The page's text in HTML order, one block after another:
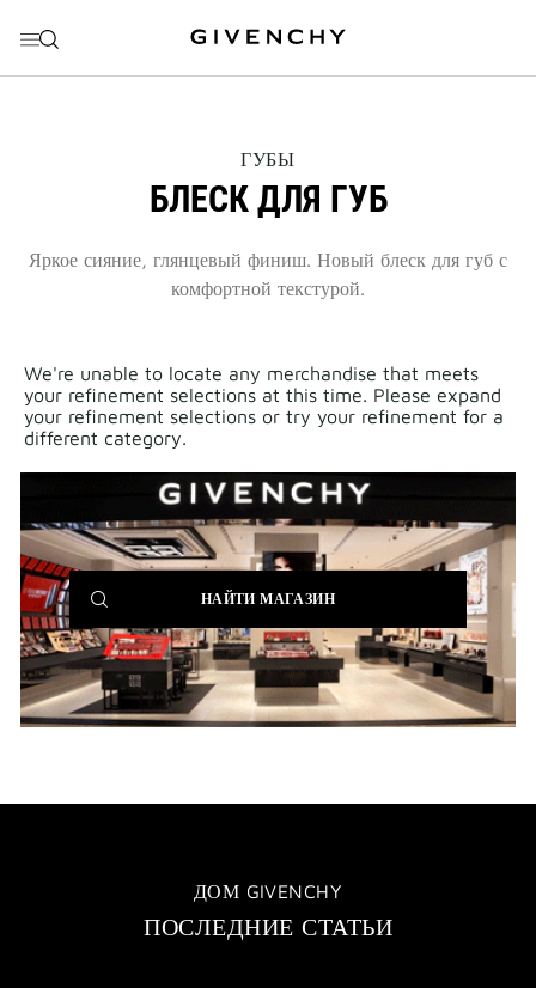
ПЕРЕЙТИ К ПОИСКУ
THIS
WILL
OPEN
NEW
PAGE
ГУБЫ
БЛЕСК ДЛЯ ГУБ
Яркое сияние, глянцевый финиш. Новый блеск для губ с
комфортной текстурой.
We're unable to locate any merchandise that meets
your refinement selections at this time. Please expand
your refinement selections or try your refinement for a
different category.
НАЙТИ МАГАЗИН(NEW
WINDOW)
ДОМ GIVENCHY
ПОСЛЕДНИЕ СТАТЬИ